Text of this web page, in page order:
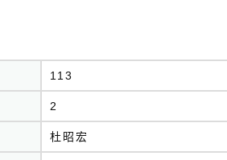
113
2
杜昭宏